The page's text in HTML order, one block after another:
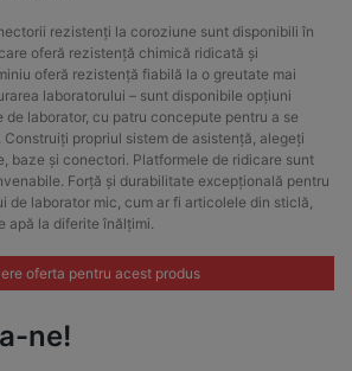
rezistenți la coroziune sunt disponibili în
oferă rezistență chimică ridicată și
oferă rezistență fiabilă la o greutate mai
laboratorului – sunt disponibile opțiuni
de laborator, cu patru concepute pentru a se
propriul sistem de asistență, alegeți
baze și conectori. Platformele de ridicare sunt
Forță și durabilitate excepțională pentru
de laborator mic, cum ar fi articolele din sticlă,
apă la diferite înălțimi.
oferta pentru acest produs
ne!